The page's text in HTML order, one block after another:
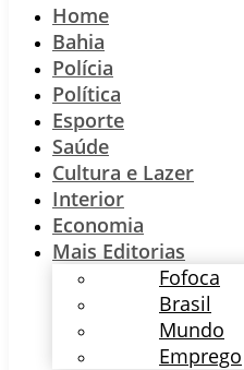
Home
Bahia
Polícia
Política
Esporte
Saúde
Cultura e Lazer
Interior
Economia
Mais Editorias
Fofoca
Brasil
Mundo
Emprego